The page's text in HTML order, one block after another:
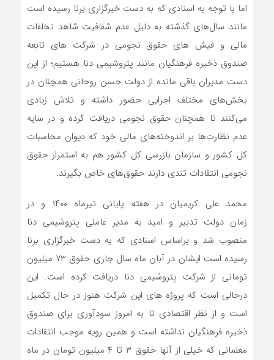
اما با توجه به اسنادی که به دست خبرگزاری برنا رسیده است
مانند سال‌های گذشته به دلیل عدم شفافیت شاهد تخلفات
مالی و فیش های حقوق نجومی در شرکت های تابعه
صندوق ذخیره فرهنگیان مانند پتروشیمی دنا هستیم؛ از این
دست مدیران باقی مانده از دولت حسن روحانی همچنان در
بخش‌های مختلف اجرایی حضور داشته و تلاش زیادی
می‌کنند تا همچنان حقوق نجومی دریافت کرده و در سایه
عدم نظارت‌ها بر اندوخته‌های مالی خود که دیوان محاسبات
کل کشور و سازمان بازرسی کل کشور هم به استمرار حقوق
نجومی انتقادات تندی دارند حقوق‌های خاص بگیرند.
محمد علی کریمیان در هفته پایانی تیرماه ۱۴۰۰ و در
زمان دولت تدبیر و امید به مدیر عاملی پتروشیمی دنا
منصوب شد و براساس اسنادی که به دست خبرگزاری برنا
رسیده است ایشان در آبان ماه سال جاری حقوق ۷۳ میلیون
تومانی از شرکت پتروشیمی دنا دریافت کرده است. این
درحالی است که پروژه های این شرکت هنوز در حال تکمیل
است و از نظر اقتصادی تا به امروز سودآوری برای صندوق
ذخیره فرهنگیان نداشته است و همین رویه موجب انتقادات
معلمانی که خیلی از آنها حقوق ۳ تا ۴ میلیون تومان در ماه